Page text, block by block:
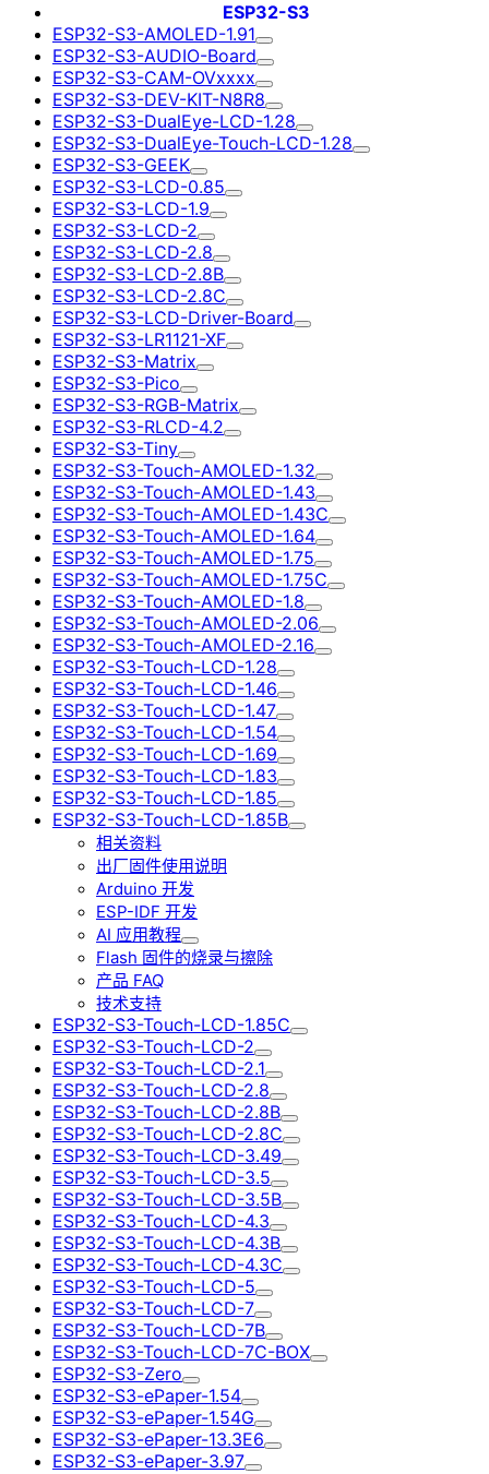
ESP32-S3
ESP32-S3-AMOLED-1.91
ESP32-S3-AUDIO-Board
ESP32-S3-CAM-OVxxxx
ESP32-S3-DEV-KIT-N8R8
ESP32-S3-DualEye-LCD-1.28
ESP32-S3-DualEye-Touch-LCD-1.28
ESP32-S3-GEEK
ESP32-S3-LCD-0.85
ESP32-S3-LCD-1.9
ESP32-S3-LCD-2
ESP32-S3-LCD-2.8
ESP32-S3-LCD-2.8B
ESP32-S3-LCD-2.8C
ESP32-S3-LCD-Driver-Board
ESP32-S3-LR1121-XF
ESP32-S3-Matrix
ESP32-S3-Pico
ESP32-S3-RGB-Matrix
ESP32-S3-RLCD-4.2
ESP32-S3-Tiny
ESP32-S3-Touch-AMOLED-1.32
ESP32-S3-Touch-AMOLED-1.43
ESP32-S3-Touch-AMOLED-1.43C
ESP32-S3-Touch-AMOLED-1.64
ESP32-S3-Touch-AMOLED-1.75
ESP32-S3-Touch-AMOLED-1.75C
ESP32-S3-Touch-AMOLED-1.8
ESP32-S3-Touch-AMOLED-2.06
ESP32-S3-Touch-AMOLED-2.16
ESP32-S3-Touch-LCD-1.28
ESP32-S3-Touch-LCD-1.46
ESP32-S3-Touch-LCD-1.47
ESP32-S3-Touch-LCD-1.54
ESP32-S3-Touch-LCD-1.69
ESP32-S3-Touch-LCD-1.83
ESP32-S3-Touch-LCD-1.85
ESP32-S3-Touch-LCD-1.85B
相关资料
出厂固件使用说明
Arduino 开发
ESP-IDF 开发
AI 应用教程
Flash 固件的烧录与擦除
产品 FAQ
技术支持
ESP32-S3-Touch-LCD-1.85C
ESP32-S3-Touch-LCD-2
ESP32-S3-Touch-LCD-2.1
ESP32-S3-Touch-LCD-2.8
ESP32-S3-Touch-LCD-2.8B
ESP32-S3-Touch-LCD-2.8C
ESP32-S3-Touch-LCD-3.49
ESP32-S3-Touch-LCD-3.5
ESP32-S3-Touch-LCD-3.5B
ESP32-S3-Touch-LCD-4.3
ESP32-S3-Touch-LCD-4.3B
ESP32-S3-Touch-LCD-4.3C
ESP32-S3-Touch-LCD-5
ESP32-S3-Touch-LCD-7
ESP32-S3-Touch-LCD-7B
ESP32-S3-Touch-LCD-7C-BOX
ESP32-S3-Zero
ESP32-S3-ePaper-1.54
ESP32-S3-ePaper-1.54G
ESP32-S3-ePaper-13.3E6
ESP32-S3-ePaper-3.97